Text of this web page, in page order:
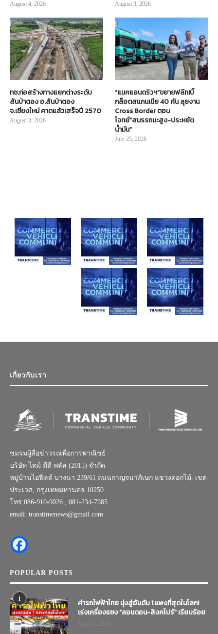
August 4, 2026 August 3, 2026
ทช.ก่อสร้างทางแยกต่างระดับ
สันป่าตอง อ.สันป่าตอง
จ.เชียงใหม่ คาดแล้วเสร็จปี 2570
August 3, 2026
“แมคแอนดริวฯ”ขยายฟลีท!บิ๊
กล็อตสแกนเนีย 40 คัน ลุยงาน
Cross Border ตอบ
โจทย์“สมรรถนะสูง-ประหยัด
น้ำมัน”
July 25, 2026
เกี่ยวกับเรา
ชมรมผู้สื่อข่าวรถเพื่อการพาณิชย์
บริษัท ไทม์ มีดี พลัส (2015) จำกัด
หมู่บ้านไอฟีลด์ บางนา 239/61 ถนนกาญจนาภิเษก แขวงดอกไม้, เขต
ประเวศ, กรุงเทพมหานคร 10250
โทร.086-910-9026 , 081-234-7985
email: transtimenews@gmail.com
POPULAR POSTS
1
ค่ารถไฟฟ้าไทย มุ่งสู่อันดับ 1 แพงที่สุดในโลก!
เร่งเครื่องแซง “ลอนดอน-สิงคโปร์” เรียบร้อย